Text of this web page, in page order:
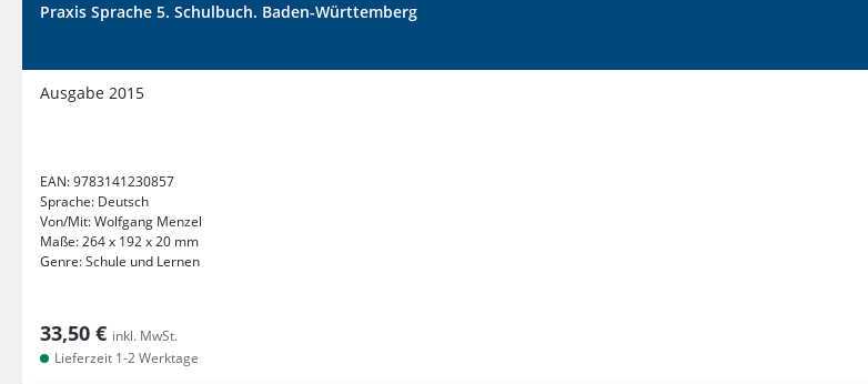
Praxis Sprache 5. Schulbuch. Baden-Württemberg
Ausgabe 2015
EAN:9783141230857
Sprache: Deutsch
Von/Mit:Wolfgang Menzel
Maße:264 x 192 x 20 mm
Genre:Schule und Lernen
33,50 € inkl. MwSt.
Lieferzeit 1-2 Werktage